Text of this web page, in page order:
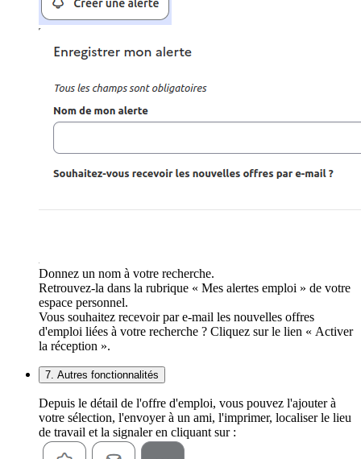
Donnez un nom à votre recherche.
Retrouvez-la dans la rubrique « Mes alertes emploi » de votre
espace personnel.
Vous souhaitez recevoir par e-mail les nouvelles offres
d'emploi liées à votre recherche ? Cliquez sur le lien « Activer
la réception ».
7. Autres fonctionnalités
Depuis le détail de l'offre d'emploi, vous pouvez l'ajouter à
votre sélection, l'envoyer à un ami, l'imprimer, localiser le lieu
de travail et la signaler en cliquant sur :